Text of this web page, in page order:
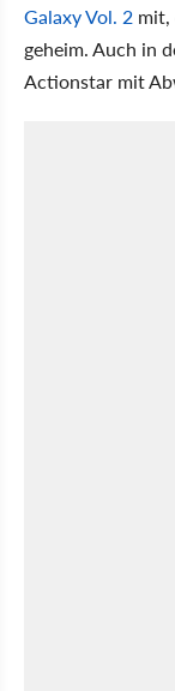
Galaxy Vol. 2 mit,
geheim. Auch in
Actionstar mit